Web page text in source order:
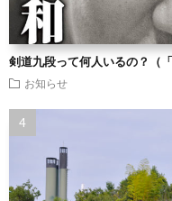
剣道九段って何人いるの？（
お知らせ